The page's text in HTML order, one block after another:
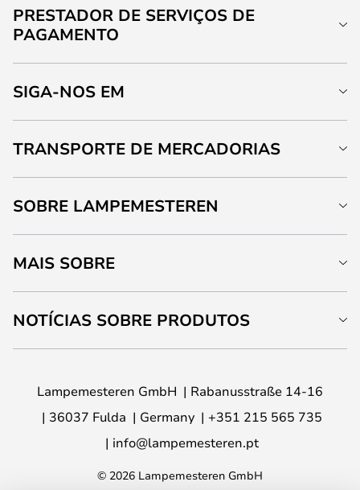
PRESTADOR DE SERVIÇOS DE
PAGAMENTO
SIGA-NOS EM
TRANSPORTE DE MERCADORIAS
SOBRE LAMPEMESTEREN
MAIS SOBRE
NOTÍCIAS SOBRE PRODUTOS
Lampemesteren GmbH
Rabanusstraße 14-16
36037 Fulda
Germany
+351 215 565 735
info@lampemesteren.pt
© 2026 Lampemesteren GmbH